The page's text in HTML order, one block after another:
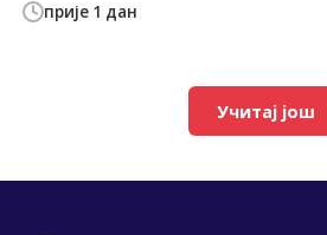
прије 1 дан
Учитај још